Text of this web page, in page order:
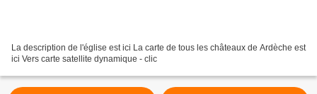
La description de l'église est ici La carte de tous les châteaux de Ardèche est
ici Vers carte satellite dynamique - clic